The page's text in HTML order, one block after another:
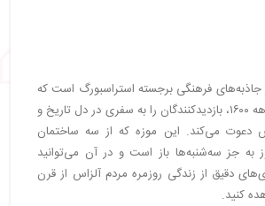
جاذبه‌های فرهنگی برجسته استراسبورگ است که
با نمای ساده‌اش از دهه ۱۶۰۰، بازدیدکنندگان را به سفری در دل تاریخ و
دعوت می‌کند. این موزه که از سه ساختمان
به جز سه‌شنبه‌ها باز است و در آن می‌توانید
دقیق از زندگی روزمره مردم آلزاس از قرن